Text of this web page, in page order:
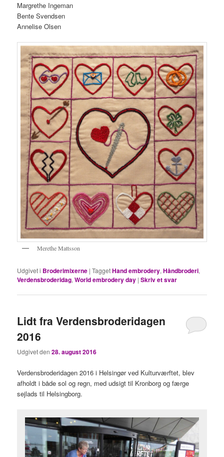
Margrethe Ingeman
Bente Svendsen
Annelise Olsen
Merethe Mattsson
Udgivet i Broderimixerne |TaggetHand embrodery,Håndbroderi,
Verdensbroderidag,World embrodery day |Skriv et svar
Lidt fra Verdensbroderidagen
2016
Udgivet den28. august 2016
Verdensbroderidagen 2016 i Helsingør ved Kulturværftet, blev
afholdt i både sol og regn, med udsigt til Kronborg og færge
sejlads til Helsingborg.